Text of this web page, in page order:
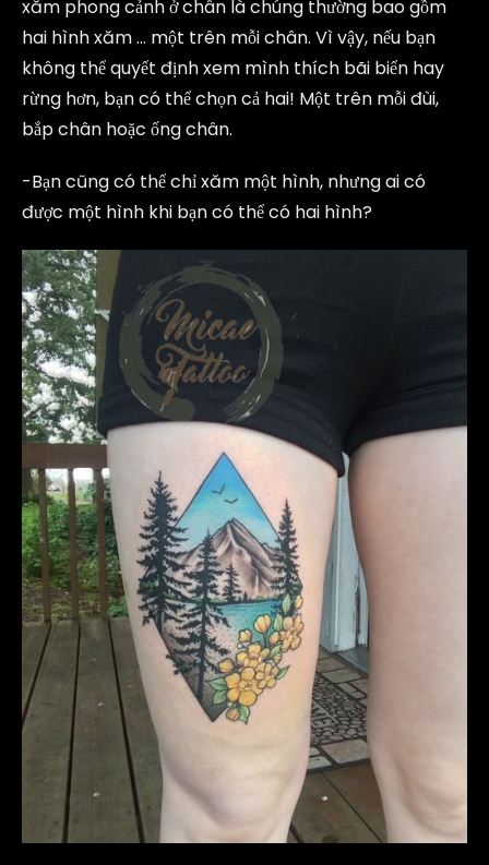
xăm phong cảnh ở chân là chúng thường bao gồm
hai hình xăm … một trên mỗi chân. Vì vậy, nếu bạn
không thể quyết định xem mình thích bãi biển hay
rừng hơn, bạn có thể chọn cả hai! Một trên mỗi đùi,
bắp chân hoặc ống chân.
-Bạn cũng có thể chỉ xăm một hình, nhưng ai có
được một hình khi bạn có thể có hai hình?